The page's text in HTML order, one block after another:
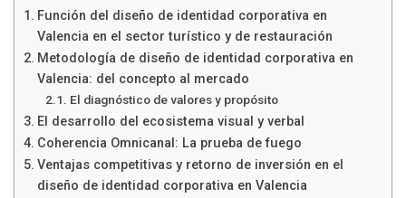
Función del diseño de identidad corporativa en
Valencia en el sector turístico y de restauración
Metodología de diseño de identidad corporativa en
Valencia: del concepto al mercado
El diagnóstico de valores y propósito
El desarrollo del ecosistema visual y verbal
Coherencia Omnicanal: La prueba de fuego
Ventajas competitivas y retorno de inversión en el
diseño de identidad corporativa en Valencia